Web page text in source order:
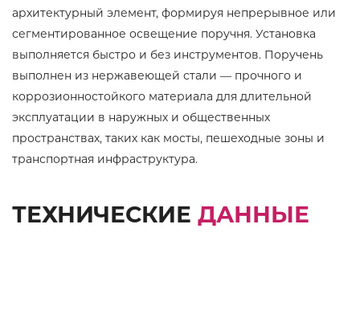
архитектурный элемент, формируя непрерывное или
сегментированное освещение поручня. Установка
выполняется быстро и без инструментов. Поручень
выполнен из нержавеющей стали — прочного и
коррозионностойкого материала для длительной
эксплуатации в наружных и общественных
пространствах, таких как мосты, пешеходные зоны и
транспортная инфраструктура.
ТЕХНИЧЕСКИЕ ДАННЫЕ